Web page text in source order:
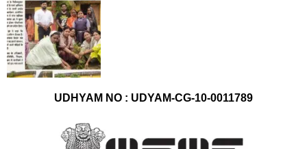
UDHYAM NO : UDYAM-CG-10-0011789